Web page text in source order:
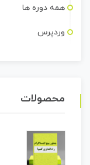
همه دوره ها
وردپرس
محصولات